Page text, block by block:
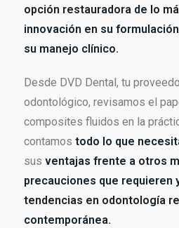
opción restauradora de lo
innovación en su
su manejo clínico.
Desde DVD Dental, tu
odontológico, revisamos el
composites fluidos en la
contamos todo lo que
sus ventajas frente a otros
precauciones que requieren
tendencias en odontología
contemporánea.